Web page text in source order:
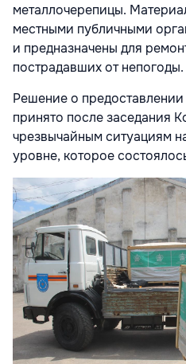
металлочерепицы.
местными публичными
и предназначены для
пострадавших от непогоды.
Решение о
принято после заседания
чрезвычайным ситуациям
уровне, которое